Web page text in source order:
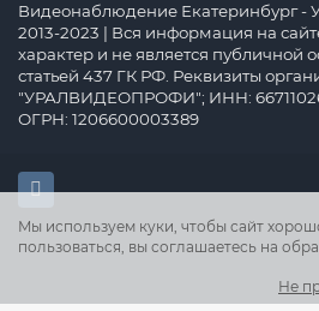
Мы используем куки, чтобы сайт
пользоваться, вы соглашаетесь на
Не
Видеонаблюдение Екатеринбург -
2013-2023 | Вся информация на
характер и не является публичной
статьей 437 ГК РФ. Реквизиты
"УРАЛВИДЕОПРОФИ"; ИНН:
ОГРН: 1206600003389